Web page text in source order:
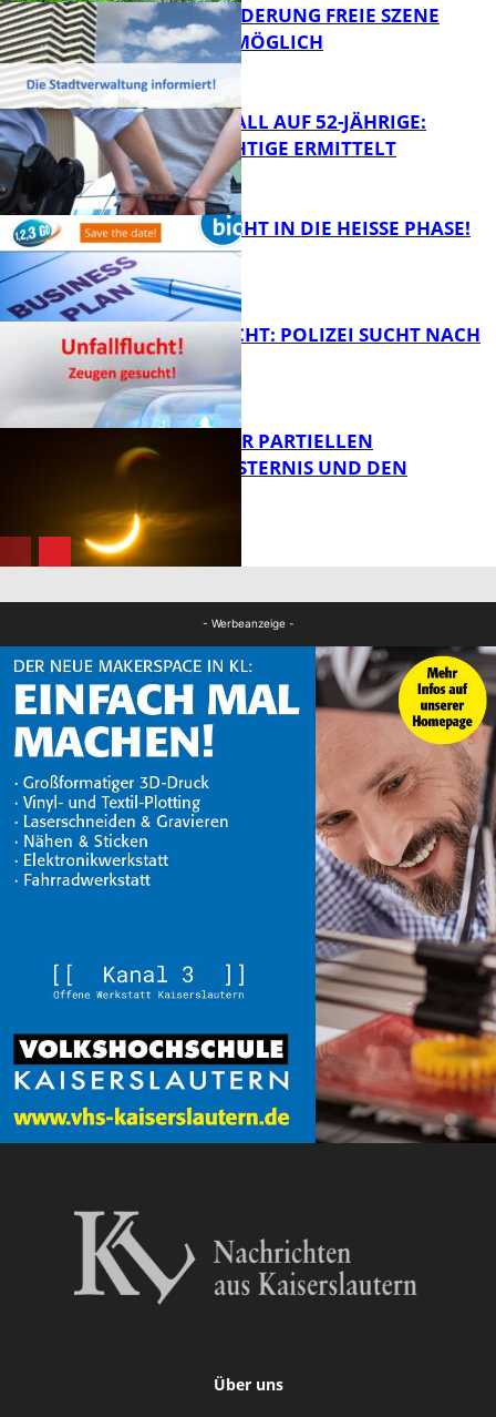
FB News
FB Kultur
PROJEKTFÖRDERUNG FREIE SZENE
WEITERHIN MÖGLICH
FB News
RAUBÜBERFALL AUF 52-JÄHRIGE:
TATVERDÄCHTIGE ERMITTELT
1,2,3 GO® GEHT IN DIE HEISSE PHASE!
UNFALLFLUCHT: POLIZEI SUCHT NACH
ZEUGEN
VORTRAG ZUR PARTIELLEN
SONNENFINSTERNIS UND DEN
PERSEIDEN
- Werbeanzeige -
Über uns